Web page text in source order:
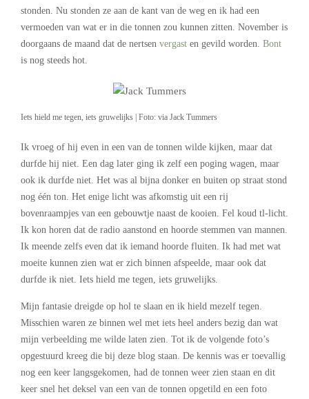
stonden. Nu stonden ze aan de kant van de weg en ik had een
vermoeden van wat er in die tonnen zou kunnen zitten. November is
doorgaans de maand dat de nertsen vergast en gevild worden. Bont
is nog steeds hot.
Iets hield me tegen, iets gruwelijks | Foto: via Jack Tummers
Ik vroeg of hij even in een van de tonnen wilde kijken, maar dat
durfde hij niet. Een dag later ging ik zelf een poging wagen, maar
ook ik durfde niet. Het was al bijna donker en buiten op straat stond
nog één ton. Het enige licht was afkomstig uit een rij
bovenraampjes van een gebouwtje naast de kooien. Fel koud tl-licht.
Ik kon horen dat de radio aanstond en hoorde stemmen van mannen.
Ik meende zelfs even dat ik iemand hoorde fluiten. Ik had met wat
moeite kunnen zien wat er zich binnen afspeelde, maar ook dat
durfde ik niet. Iets hield me tegen, iets gruwelijks.
Mijn fantasie dreigde op hol te slaan en ik hield mezelf tegen.
Misschien waren ze binnen wel met iets heel anders bezig dan wat
mijn verbeelding me wilde laten zien. Tot ik de volgende foto’s
opgestuurd kreeg die bij deze blog staan. De kennis was er toevallig
nog een keer langsgekomen, had de tonnen weer zien staan en dit
keer snel het deksel van een van de tonnen opgetild en een foto